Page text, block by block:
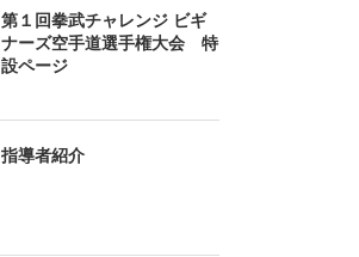
第１回拳武チャレンジ ビギ
ナーズ空手道選手権大会 特
設ページ
指導者紹介